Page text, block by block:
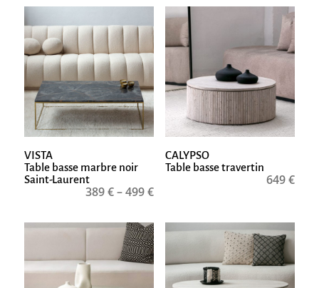
VISTA
Table basse marbre noir
Saint-Laurent
389€–499€
CALYPSO
Table basse travertin
649€